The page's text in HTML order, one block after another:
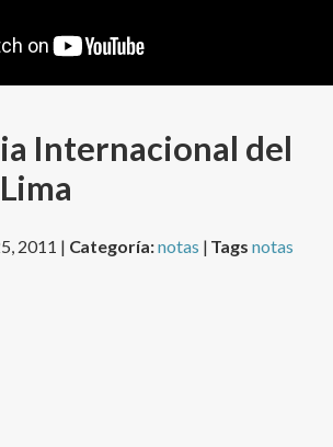
Internacional del
2011 | Categoría:notas | Tagsnotas